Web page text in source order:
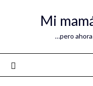
Mi
…pero